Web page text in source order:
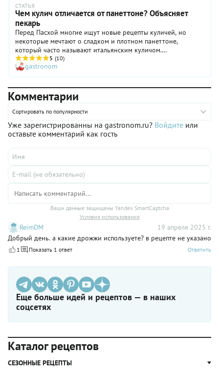
СТАТЬЯ
Чем кулич отличается от панеттоне? Объясняет
пекарь
Перед Пасхой многие ищут новые рецепты куличей, но
некоторые мечтают о сладком и плотном панеттоне,
который часто называют итальянским куличом.
Действительно ли кулич и панеттоне — одно и то же, а если
нет, то в чем разница? Разобраться в этом нам помог
основатель и бренд-шеф пекарни «Печорин» Роман Мамаев.
5 (10)
gastronom
Комментарии
Сортировать по популярности
Уже зарегистрированны на gastronom.ru? Войдите или
оставьте комментарий как гость
Ваши данные защищены Yandex SmartCaptcha
Условия использования
ReimDM
19 апреля 2025 г.
Добрый день. а какие дрожжи используете? в рецепте не указано
1 Показать 1 ответ Ответить
Еще больше идей и рецептов — в наших
соцсетях
Каталог рецептов
СЕЗОННЫЕ РЕЦЕПТЫ